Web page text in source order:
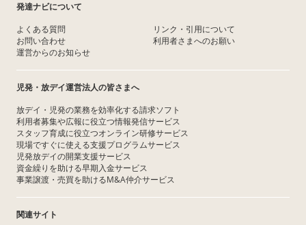
発達ナビについて
よくある質問
お問い合わせ
運営からのお知らせ
リンク・引用について
利用者さまへのお願い
児発・放デイ運営法人の皆さまへ
放デイ・児発の業務を効率化する請求ソフト
利用者募集や広報に役立つ情報発信サービス
スタッフ育成に役立つオンライン研修サービス
現場ですぐに使える支援プログラムサービス
児発放デイの開業支援サービス
資金繰りを助ける早期入金サービス
事業譲渡・売買を助けるM&A仲介サービス
関連サイト